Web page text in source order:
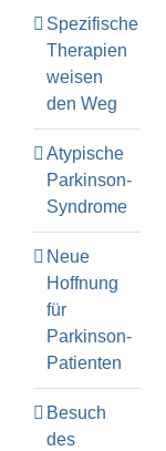
Spezifische
Therapien
weisen
den Weg
Atypische
Parkinson-
Syndrome
Neue
Hoffnung
für
Parkinson-
Patienten
Besuch
des